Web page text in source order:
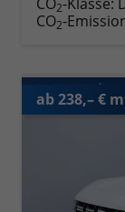
2
CO2-
ab 238,– €